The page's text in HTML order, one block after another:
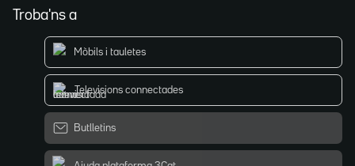
Troba'ns a
Mòbils i tauletes
Televisions connectades
Butlletins